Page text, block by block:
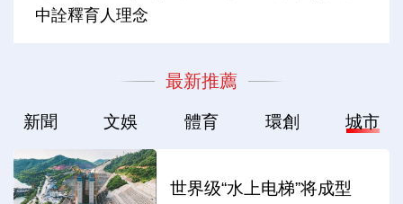
中詮釋育人理念
最新推薦
新聞 文娛 體育 環創 城市
世界级“水上电梯”将成型